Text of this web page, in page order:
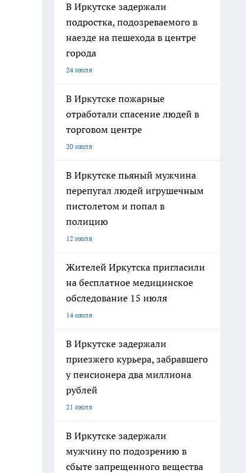
В Иркутске задержали
подростка, подозреваемого в
наезде на пешехода в центре
города
24 июля
В Иркутске пожарные
отработали спасение людей в
торговом центре
20 июля
В Иркутске пьяный мужчина
перепугал людей игрушечным
пистолетом и попал в
полицию
12 июля
Жителей Иркутска пригласили
на бесплатное медицинское
обследование 15 июля
14 июля
В Иркутске задержали
приезжего курьера, забравшего
у пенсионера два миллиона
рублей
21 июля
В Иркутске задержали
мужчину по подозрению в
сбыте запрещенного вещества